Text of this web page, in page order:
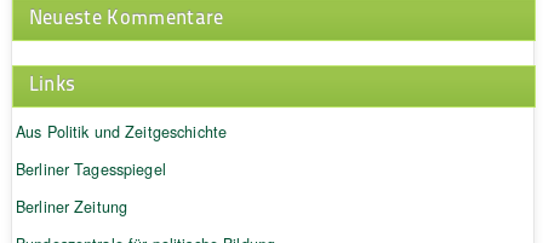
Neueste Kommentare
Links
Aus Politik und Zeitgeschichte
Berliner Tagesspiegel
Berliner Zeitung